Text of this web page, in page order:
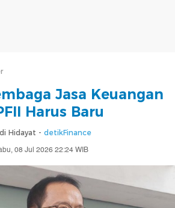
Jasa Keuangan
Harus Baru
Hidayat - detikFinance
08 Jul 2026 22:24 WIB